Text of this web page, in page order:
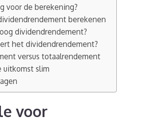
voor de berekening?
berekenen
dividendrendement?
het dividendrendement?
versus totaalrendement
uitkomst slim
voor